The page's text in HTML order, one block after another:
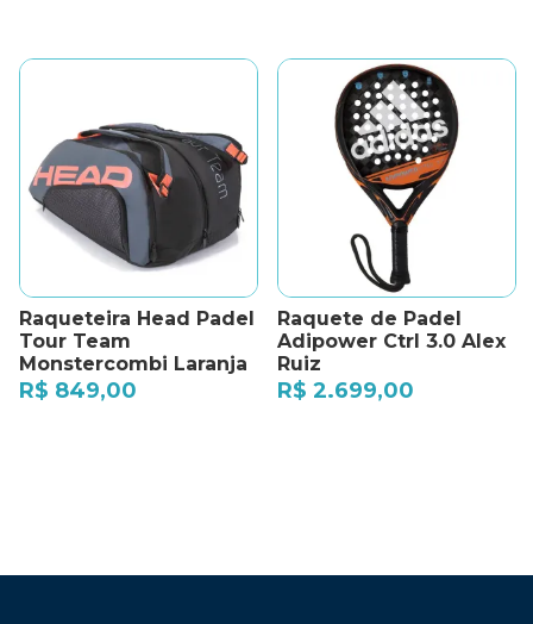
Raqueteira Head Padel
Tour Team
Monstercombi Laranja
R$ 849,00
Raquete de Padel
Adipower Ctrl 3.0 Alex
Ruiz
R$ 2.699,00